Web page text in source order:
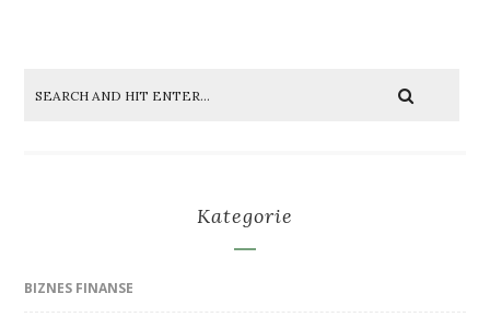
Kategorie
BIZNES FINANSE